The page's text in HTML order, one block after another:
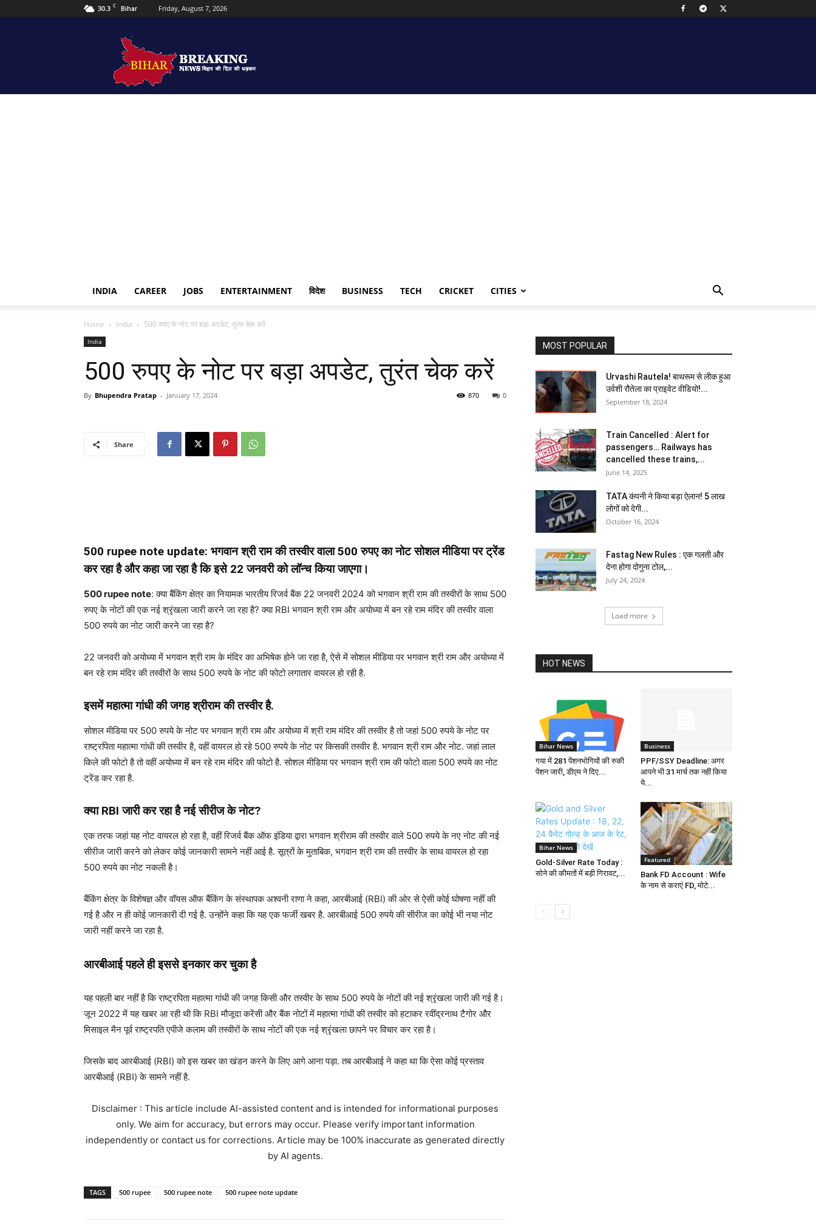
30.3 C Bihar Friday, August 7, 2026
Breaking
news
INDIA CAREER JOBS ENTERTAINMENT विदेश BUSINESS TECH CRICKET CITIES
Home India 500 रुपए के नोट पर बड़ा अपडेट, तुरंत चेक करें
India
500 रुपए के नोट पर बड़ा अपडेट, तुरंत चेक करें
By Bhupendra Pratap - January 17, 2024 0
870
Share
500 rupee note update: भगवान श्री राम की तस्वीर वाला 500 रुपए का नोट सोशल मीडिया पर ट्रेंड
कर रहा है और कहा जा रहा है कि इसे 22 जनवरी को लॉन्च किया जाएगा।
500 rupee note: क्या बैंकिंग क्षेत्र का नियामक भारतीय रिजर्व बैंक 22 जनवरी 2024 को भगवान श्री राम की तस्वीरों के साथ 500
रुपए के नोटों की एक नई श्रृंखला जारी करने जा रहा है? क्या RBI भगवान श्री राम और अयोध्या में बन रहे राम मंदिर की तस्वीर वाला
500 रुपये का नोट जारी करने जा रहा है?
22 जनवरी को अयोध्या में भगवान श्री राम के मंदिर का अभिषेक होने जा रहा है, ऐसे में सोशल मीडिया पर भगवान श्री राम और अयोध्या में
बन रहे राम मंदिर की तस्वीरों के साथ 500 रुपये के नोट की फोटो लगातार वायरल हो रही है.
इसमें महात्मा गांधी की जगह श्रीराम की तस्वीर है.
सोशल मीडिया पर 500 रुपये के नोट पर भगवान श्री राम और अयोध्या में श्री राम मंदिर की तस्वीर है तो जहां 500 रुपये के नोट पर
राष्ट्रपिता महात्मा गांधी की तस्वीर है, वहीं वायरल हो रहे 500 रुपये के नोट पर किसकी तस्वीर है. भगवान श्री राम और नोट. जहां लाल
किले की फोटो है तो वहीं अयोध्या में बन रहे राम मंदिर की फोटो है. सोशल मीडिया पर भगवान श्री राम की फोटो वाला 500 रुपये का नोट
ट्रेंड कर रहा है.
क्या RBI जारी कर रहा है नई सीरीज के नोट?
एक तरफ जहां यह नोट वायरल हो रहा है, वहीं रिजर्व बैंक ऑफ इंडिया द्वारा भगवान श्रीराम की तस्वीर वाले 500 रुपये के नए नोट की नई
सीरीज जारी करने को लेकर कोई जानकारी सामने नहीं आई है. सूत्रों के मुताबिक, भगवान श्री राम की तस्वीर के साथ वायरल हो रहा
500 रुपये का नोट नकली है।
बैंकिंग क्षेत्र के विशेषज्ञ और वॉयस ऑफ बैंकिंग के संस्थापक अश्वनी राणा ने कहा, आरबीआई (RBI) की ओर से ऐसी कोई घोषणा नहीं की
गई है और न ही कोई जानकारी दी गई है. उन्होंने कहा कि यह एक फर्जी खबर है. आरबीआई 500 रुपये की सीरीज का कोई भी नया नोट
जारी नहीं करने जा रहा है.
आरबीआई पहले ही इससे इनकार कर चुका है
यह पहली बार नहीं है कि राष्ट्रपिता महात्मा गांधी की जगह किसी और तस्वीर के साथ 500 रुपये के नोटों की नई श्रृंखला जारी की गई है।
जून 2022 में यह खबर आ रही थी कि RBI मौजूदा करेंसी और बैंक नोटों में महात्मा गांधी की तस्वीर को हटाकर रवींद्रनाथ टैगोर और
मिसाइल मैन पूर्व राष्ट्रपति एपीजे कलाम की तस्वीरों के साथ नोटों की एक नई श्रृंखला छापने पर विचार कर रहा है।
जिसके बाद आरबीआई (RBI) को इस खबर का खंडन करने के लिए आगे आना पड़ा. तब आरबीआई ने कहा था कि ऐसा कोई प्रस्ताव
आरबीआई (RBI) के सामने नहीं है.
Disclaimer : This article include AI-assisted content and is intended for informational purposes
only. We aim for accuracy, but errors may occur. Please verify important information
independently or contact us for corrections. Article may be 100% inaccurate as generated directly
by AI agents.
TAGS 500 rupee 500 rupee note 500 rupee note update
MOST POPULAR
Urvashi Rautela! बाथरूम से लीक हुआ
उर्वशी रौतेला का प्राइवेट वीडियो!...
September 18, 2024
Train Cancelled : Alert for
passengers… Railways has
cancelled these trains,...
June 14, 2025
TATA कंपनी ने किया बड़ा ऐलान! 5 लाख
लोगों को देगी...
October 16, 2024
Fastag New Rules : एक गलती और
देना होगा दोगुना टोल,...
July 24, 2024
Load more
HOT NEWS
Bihar News
गया में 281 पेंशनभोगियों की रुकी
पेंशन जारी, डीएम ने दिए...
Business
PPF/SSY Deadline: अगर
आपने भी 31 मार्च तक नहीं किया
ये...
Bihar News
Gold-Silver Rate Today :
सोने की कीमतों में बड़ी गिरावट,...
Featured
Bank FD Account : Wife
के नाम से कराएं FD, मोटे...